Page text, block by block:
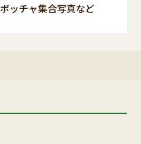
ボッチャ集合写真など